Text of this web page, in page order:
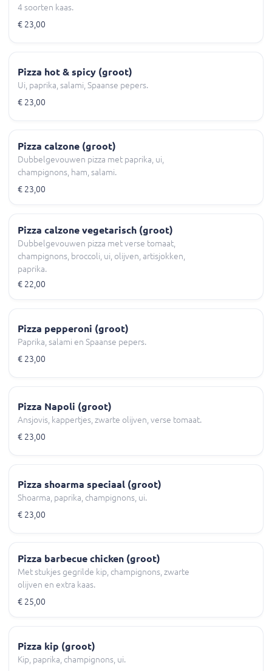
4 soorten kaas.
€ 23,00
Pizza hot & spicy (groot)
Ui, paprika, salami, Spaanse pepers.
€ 23,00
Pizza calzone (groot)
Dubbelgevouwen pizza met paprika, ui,
champignons, ham, salami.
€ 23,00
Pizza calzone vegetarisch (groot)
Dubbelgevouwen pizza met verse tomaat,
champignons, broccoli, ui, olijven, artisjokken,
paprika.
€ 22,00
Pizza pepperoni (groot)
Paprika, salami en Spaanse pepers.
€ 23,00
Pizza Napoli (groot)
Ansjovis, kappertjes, zwarte olijven, verse tomaat.
€ 23,00
Pizza shoarma speciaal (groot)
Shoarma, paprika, champignons, ui.
€ 23,00
Pizza barbecue chicken (groot)
Met stukjes gegrilde kip, champignons, zwarte
olijven en extra kaas.
€ 25,00
Pizza kip (groot)
Kip, paprika, champignons, ui.